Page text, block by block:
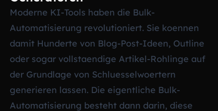
Moderne KI-Tools haben die Bulk-
Automatisierung revolutioniert. Sie koennen
damit Hunderte von Blog-Post-Ideen, Outline
oder sogar vollstaendige Artikel-Rohlinge auf
der Grundlage von Schluesselwoertern
generieren lassen. Die eigentliche Bulk-
Automatisierung besteht dann darin, diese